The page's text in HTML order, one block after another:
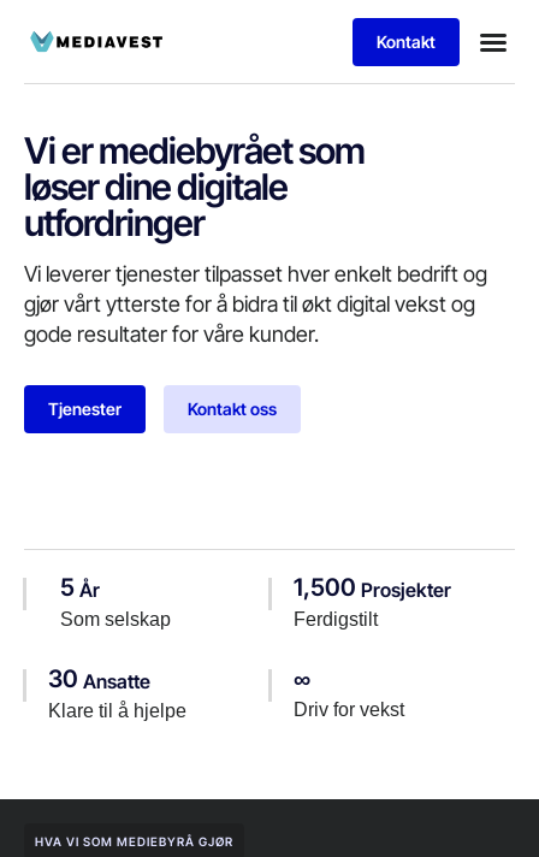
Kontakt
Vi er mediebyrået som
løser dine digitale
utfordringer
Vi leverer tjenester tilpasset hver enkelt bedrift og
gjør vårt ytterste for å bidra til økt digital vekst og
gode resultater for våre kunder.
Tjenester Kontakt oss
5 År
Som selskap
1,500 Prosjekter
Ferdigstilt
30 Ansatte
Klare til å hjelpe
∞
Driv for vekst
HVA VI SOM MEDIEBYRÅ GJØR